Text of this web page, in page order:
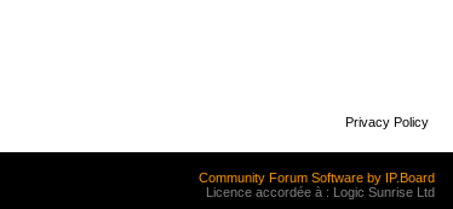
Privacy Policy
Community Forum Software by IP.Board
Licence accordée à : Logic Sunrise Ltd